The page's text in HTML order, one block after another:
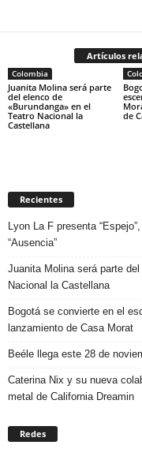
Artículos
Colombia
Juanita Molina será parte
del elenco de
«Burundanga» en el
Teatro Nacional la
Castellana
de
Recientes
Lyon La F presenta
“Ausencia”
Juanita Molina será parte
Nacional la Castellana
Bogotá se convierte en el
lanzamiento de Casa Morat
Beéle llega este 28 de
Caterina Nix y su nueva
metal de California Dreamin
Redes